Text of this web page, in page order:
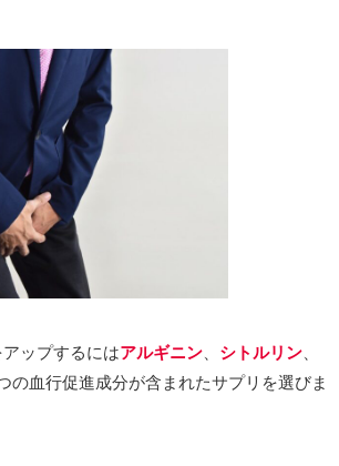
ップするにはアルギニン シトルリン
の血行促進成分が含まれたサプリを選びま